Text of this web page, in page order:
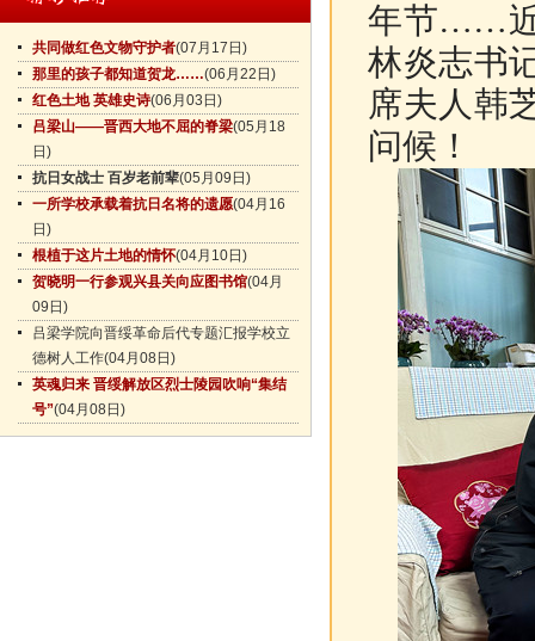
共同做红色文物守护者(07月17日)
那里的孩子都知道贺龙……(06月22日)
红色土地 英雄史诗(06月03日)
吕梁山——晋西大地不屈的脊梁(05月18
日)
抗日女战士 百岁老前辈(05月09日)
一所学校承载着抗日名将的遗愿(04月16
日)
根植于这片土地的情怀(04月10日)
贺晓明一行参观兴县关向应图书馆(04月
09日)
吕梁学院向晋绥革命后代专题汇报学校立
德树人工作(04月08日)
英魂归来 晋绥解放区烈士陵园吹响“集结
号”(04月08日)
年节……近
林炎志书
席夫人韩
问候！